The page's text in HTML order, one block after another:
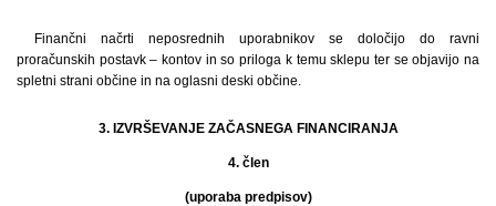
Finančni načrti neposrednih uporabnikov se določijo do ravni
proračunskih postavk – kontov in so priloga k temu sklepu ter se objavijo na
spletni strani občine in na oglasni deski občine.
3. IZVRŠEVANJE ZAČASNEGA FINANCIRANJA
4. člen
(uporaba predpisov)